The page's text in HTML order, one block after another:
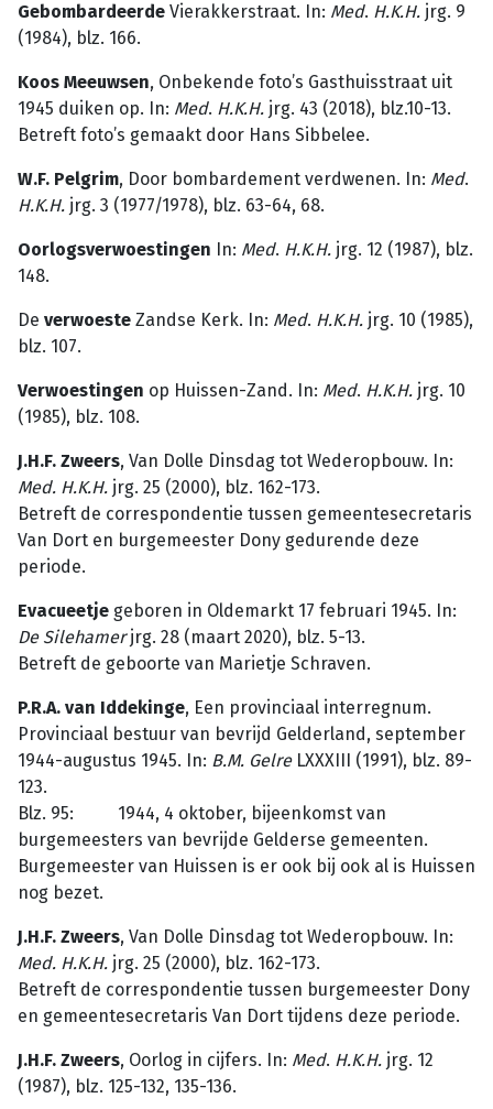
Gebombardeerde Vierakkerstraat. In: Med. H.K.H. jrg. 9
(1984), blz. 166.
Koos Meeuwsen, Onbekende foto’s Gasthuisstraat uit
1945 duiken op. In: Med. H.K.H. jrg. 43 (2018), blz.10-13.
Betreft foto’s gemaakt door Hans Sibbelee.
W.F. Pelgrim, Door bombardement verdwenen. In: Med.
H.K.H. jrg. 3 (1977/1978), blz. 63-64, 68.
Oorlogsverwoestingen In: Med. H.K.H. jrg. 12 (1987), blz.
148.
De verwoeste Zandse Kerk. In: Med. H.K.H. jrg. 10 (1985),
blz. 107.
Verwoestingen op Huissen-Zand. In: Med. H.K.H. jrg. 10
(1985), blz. 108.
J.H.F. Zweers, Van Dolle Dinsdag tot Wederopbouw. In:
Med. H.K.H. jrg. 25 (2000), blz. 162-173.
Betreft de correspondentie tussen gemeentesecretaris
Van Dort en burgemeester Dony gedurende deze
periode.
Evacueetje geboren in Oldemarkt 17 februari 1945. In:
De Silehamerjrg. 28 (maart 2020), blz. 5-13.
Betreft de geboorte van Marietje Schraven.
P.R.A. van Iddekinge, Een provinciaal interregnum.
Provinciaal bestuur van bevrijd Gelderland, september
1944-augustus 1945. In: B.M. Gelre LXXXIII (1991), blz. 89-
123.
Blz. 95: 1944, 4 oktober, bijeenkomst van
burgemeesters van bevrijde Gelderse gemeenten.
Burgemeester van Huissen is er ook bij ook al is Huissen
nog bezet.
J.H.F. Zweers, Van Dolle Dinsdag tot Wederopbouw. In:
Med. H.K.H. jrg. 25 (2000), blz. 162-173.
Betreft de correspondentie tussen burgemeester Dony
en gemeentesecretaris Van Dort tijdens deze periode.
J.H.F. Zweers, Oorlog in cijfers. In: Med. H.K.H. jrg. 12
(1987), blz. 125-132, 135-136.